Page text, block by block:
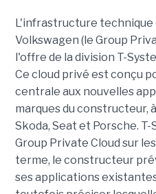
L'infrastructure technique
Volkswagen (le Group
l'offre de la division T-
Ce cloud privé est conçu
centrale aux nouvelles
marques du constructeur,
Skoda, Seat et Porsche.
Group Private Cloud sur
terme, le constructeur
ses applications